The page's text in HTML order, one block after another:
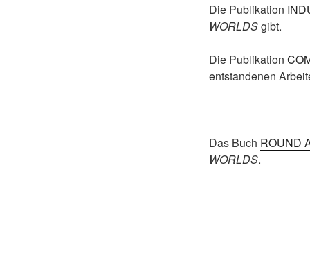
Die Publikation
WORLDSgibt.
Die Publikation
entstandenen
Das Buch ROUND
WORLDS.